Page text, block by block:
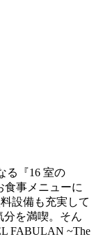
る『16 室の
事メニューに
設備も充実して
分を満喫。そん
FABULAN ~The